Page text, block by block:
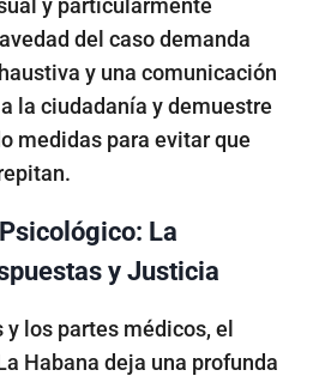
y particularmente
del caso demanda
y una comunicación
la ciudadanía y demuestre
medidas para evitar que
La
y Justicia
los partes médicos, el
Habana deja una profunda